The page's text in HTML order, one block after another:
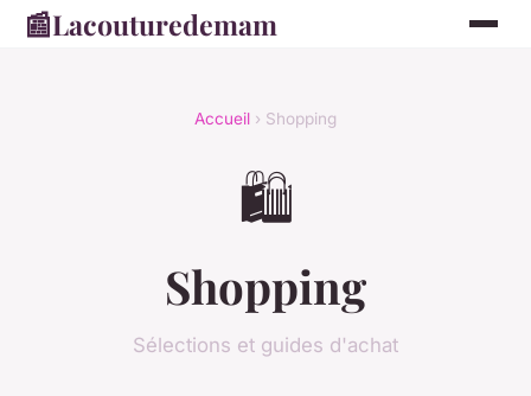
📰Lacouturedemam
Accueil › Shopping
🛍️
Shopping
Sélections et guides d'achat